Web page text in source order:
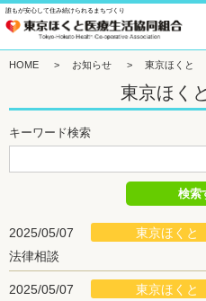
誰もが安心して住み続けられるまちづくり
HOME > お知らせ > 東京ほくと
東京ほく
キーワード検索
2025/05/07
東京ほくと
法律相談
2025/05/07
東京ほくと